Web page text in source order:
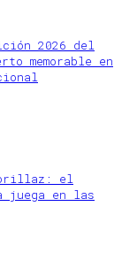
2026 del
memorable en
el
juega en las